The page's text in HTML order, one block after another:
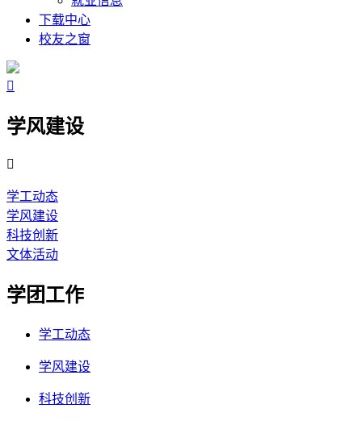
下载中心
校友之窗

学风建设

学工动态
学风建设
科技创新
文体活动
学团工作
学工动态
学风建设
科技创新